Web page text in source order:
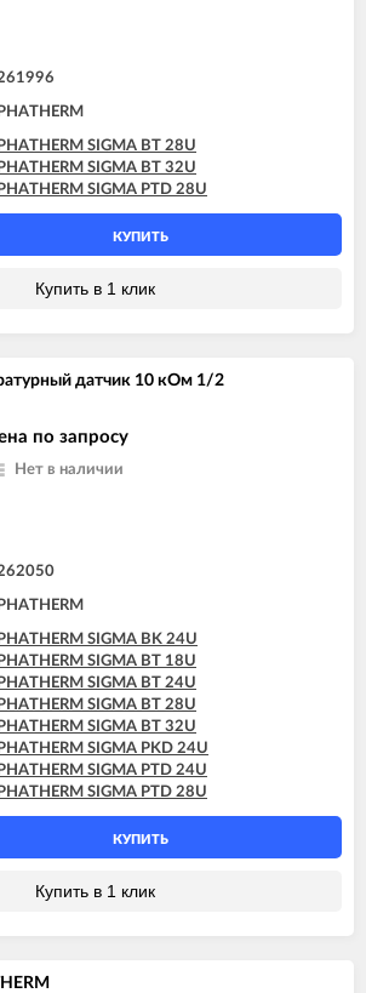
SIGMA BT 28U
SIGMA BT 32U
SIGMA PTD 28U
КУПИТЬ
Купить в 1 клик
датчик 10 кОм 1/2
по запросу
Нет в наличии
SIGMA BK 24U
SIGMA BT 18U
SIGMA BT 24U
SIGMA BT 28U
SIGMA BT 32U
SIGMA PKD 24U
SIGMA PTD 24U
SIGMA PTD 28U
КУПИТЬ
Купить в 1 клик